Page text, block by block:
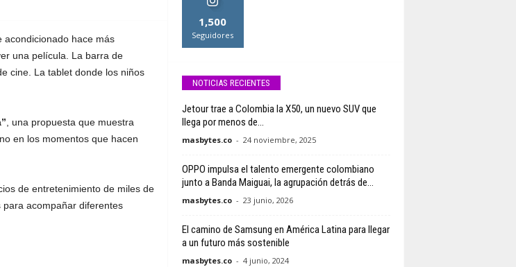
acondicionado hace más
una película. La barra de
cine. La tablet donde los niños
, una propuesta que muestra
en los momentos que hacen
de entretenimiento de miles de
acompañar diferentes
1,500
Seguidores
NOTICIAS RECIENTES
Jetour trae a Colombia la X50, un nuevo SUV que
llega por menos de...
masbytes.co - 24 noviembre, 2025
OPPO impulsa el talento emergente colombiano
junto a Banda Maiguai, la agrupación detrás de...
masbytes.co - 23 junio, 2026
El camino de Samsung en América Latina para llegar
a un futuro más sostenible
masbytes.co - 4 junio, 2024